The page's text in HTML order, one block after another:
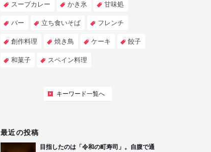
スープカレー かき氷 甘味処
バー 立ち食いそば フレンチ
創作料理 焼き鳥 ケーキ 餃子
和菓子 スペイン料理
キーワード一覧へ
最近の投稿
目指したのは「令和の町寿司」。自腹で通